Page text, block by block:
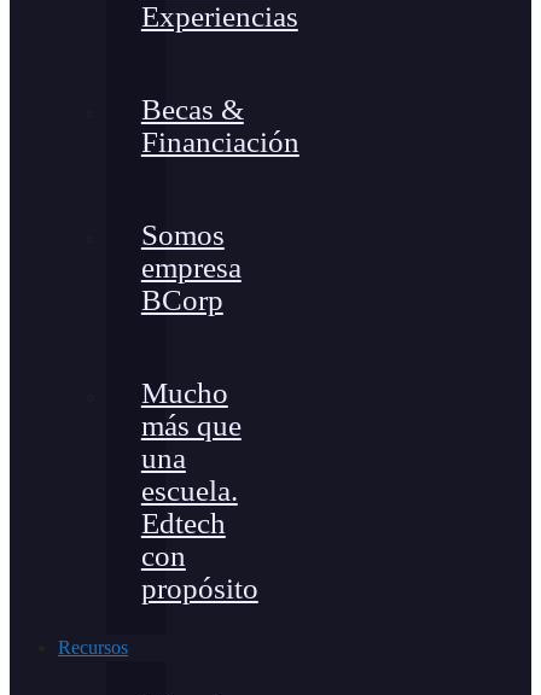
Experiencias
Becas &
Financiación
Somos
empresa
BCorp
Mucho
más que
una
escuela.
Edtech
con
propósito
Recursos